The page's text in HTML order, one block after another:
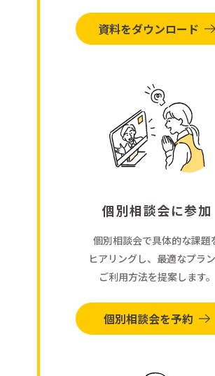
資料をダウンロード
個別相談会に参加
個別相談会で具体的な課題
ヒアリングし、最適なプラ
ご利用方法を提案します。
個別相談会を予約